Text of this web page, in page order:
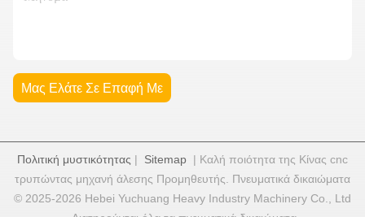
Μας Ελάτε Σε Επαφή Με
Πολιτική μυστικότητας | Sitemap | Καλή ποιότητα της Κίνας cnc
τρυπώντας μηχανή άλεσης Προμηθευτής. Πνευματικά δικαιώματα
© 2025-2026 Hebei Yuchuang Heavy Industry Machinery Co., Ltd